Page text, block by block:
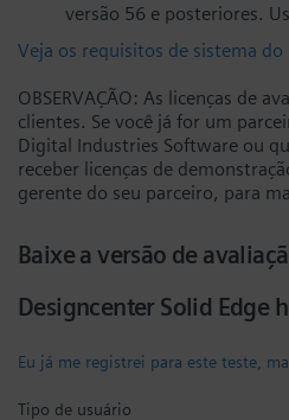
versão 56 e posteriores.
Veja os requisitos de sistema
OBSERVAÇÃO: As licenças de
clientes. Se você já for um
Digital Industries Software ou
receber licenças de
gerente do seu parceiro, para
Baixe a versão de
Designcenter Solid Edge
Eu já me registrei para este teste,
Tipo de usuário